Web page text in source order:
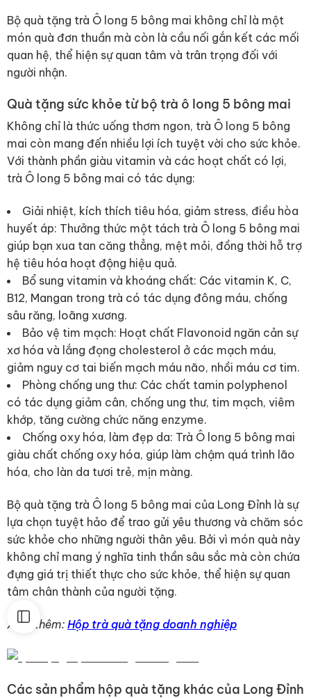
Bộ quà tặng trà Ô long 5 bông mai không chỉ là một
món quà đơn thuần mà còn là cầu nối gắn kết các mối
quan hệ, thể hiện sự quan tâm và trân trọng đối với
người nhận.
Quà tặng sức khỏe từ bộ trà ô long 5 bông mai
Không chỉ là thức uống thơm ngon, trà Ô long 5 bông
mai còn mang đến nhiều lợi ích tuyệt vời cho sức khỏe.
Với thành phần giàu vitamin và các hoạt chất có lợi,
trà Ô long 5 bông mai có tác dụng:
Giải nhiệt, kích thích tiêu hóa, giảm stress, điều hòa
huyết áp: Thưởng thức một tách trà Ô long 5 bông mai
giúp bạn xua tan căng thẳng, mệt mỏi, đồng thời hỗ trợ
hệ tiêu hóa hoạt động hiệu quả.
Bổ sung vitamin và khoáng chất: Các vitamin K, C,
B12, Mangan trong trà có tác dụng đông máu, chống
sâu răng, loãng xương.
Bảo vệ tim mạch: Hoạt chất Flavonoid ngăn cản sự
xơ hóa và lắng đọng cholesterol ở các mạch máu,
giảm nguy cơ tai biến mạch máu não, nhồi máu cơ tim.
Phòng chống ung thư: Các chất tamin polyphenol
có tác dụng giảm cân, chống ung thư, tim mạch, viêm
khớp, tăng cường chức năng enzyme.
Chống oxy hóa, làm đẹp da: Trà Ô long 5 bông mai
giàu chất chống oxy hóa, giúp làm chậm quá trình lão
hóa, cho làn da tươi trẻ, mịn màng.
Bộ quà tặng trà Ô long 5 bông mai của Long Đỉnh là sự
lựa chọn tuyệt hảo để trao gửi yêu thương và chăm sóc
sức khỏe cho những người thân yêu. Bởi vì món quà này
không chỉ mang ý nghĩa tinh thần sâu sắc mà còn chứa
đựng giá trị thiết thực cho sức khỏe, thể hiện sự quan
tâm chân thành của người tặng.
Xem thêm: Hộp trà quà tặng doanh nghiệp
Các sản phẩm hộp quà tặng khác của Long Đỉnh